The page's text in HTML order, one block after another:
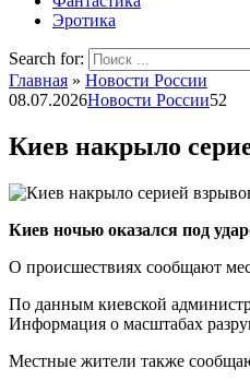
Эротика
Search for:
Главная » Новости России
08.07.2026Новости России52
Киев накрыло
Киев ночью оказался под
О происшествиях сообщают
По данным киевской
Информация о масштабах
Местные жители также